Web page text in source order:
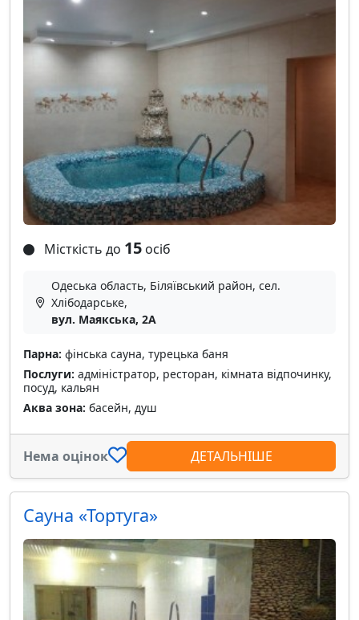
Місткість до 15 осіб
Одеська область, Біляївський район, сел.
Хлібодарське,
вул. Маякська, 2А
Парна: фінська сауна, турецька баня
Послуги: адміністратор, ресторан, кімната відпочинку,
посуд, кальян
Аква зона: басейн, душ
Нема оцінок ДЕТАЛЬНІШЕ
Сауна «Тортуга»